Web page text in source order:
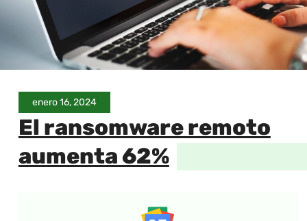
enero 16, 2024
El ransomware remoto
aumenta 62%